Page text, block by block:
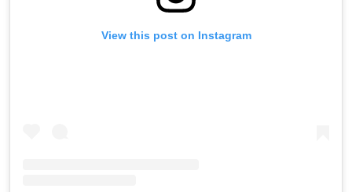
View this post on Instagram